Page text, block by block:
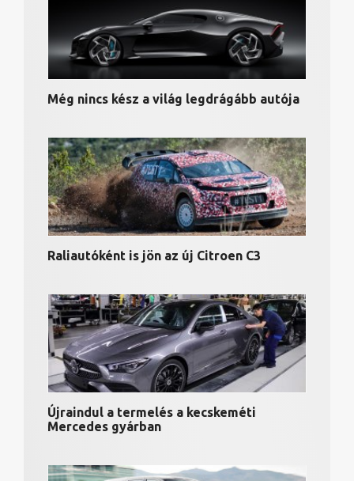
Még nincs kész a világ legdrágább autója
Raliautóként is jön az új Citroen C3
Újraindul a termelés a kecskeméti
Mercedes gyárban